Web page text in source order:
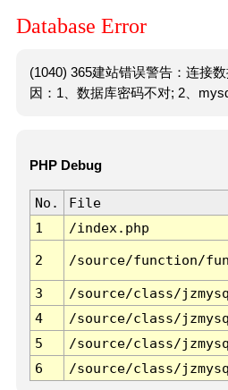
Database Error
(1040) 365建站错误警告：连接
因：1、数据库密码不对; 2、
PHP Debug
No. File
1
/index.php
2 /source/function/
3 /source/class/
4
/source/class/
5
/source/class/
6
/source/class/